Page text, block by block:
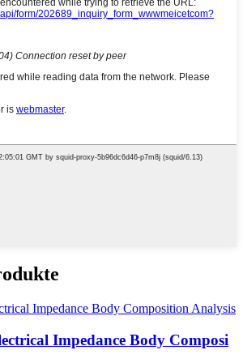
Impedance Body Composi